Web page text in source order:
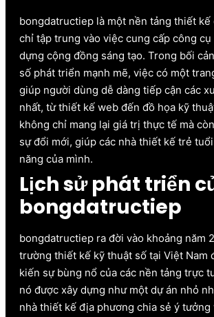
bongdatructiep là một nền tảng thiết kế
chỉ tập trung vào việc cung cấp công cụ
dựng cộng đồng sáng tạo. Trong bối
số phát triển mạnh mẽ, việc có một
giúp người dùng dễ dàng tiếp cận các
nhất, từ thiết kế web đến đồ họa kỹ
không chỉ mang lại giá trị thực tế mà
sự đổi mới, giúp các nhà thiết kế trẻ
năng của mình.
Lịch sử phát triển
bongdatructiep
bongdatructiep ra đời vào khoảng năm
trường thiết kế kỹ thuật số tại Việt Nam
kiến sự bùng nổ của các nền tảng trực
nó được xây dựng như một dự án nhỏ
nhà thiết kế địa phương chia sẻ ý tưởng